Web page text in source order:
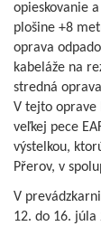
opieskovanie
plošine +8
oprava
kabeláže na
stredná
V tejto oprave
veľkej pece
výstelkou,
Přerov, v
V
12. do 16.